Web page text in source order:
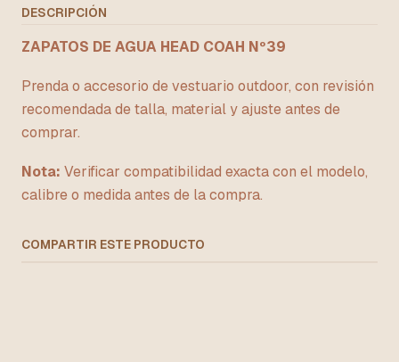
DESCRIPCIÓN
ZAPATOS DE AGUA HEAD COAH Nº39
Prenda o accesorio de vestuario outdoor, con revisión
recomendada de talla, material y ajuste antes de
comprar.
Nota: Verificar compatibilidad exacta con el modelo,
calibre o medida antes de la compra.
COMPARTIR ESTE PRODUCTO